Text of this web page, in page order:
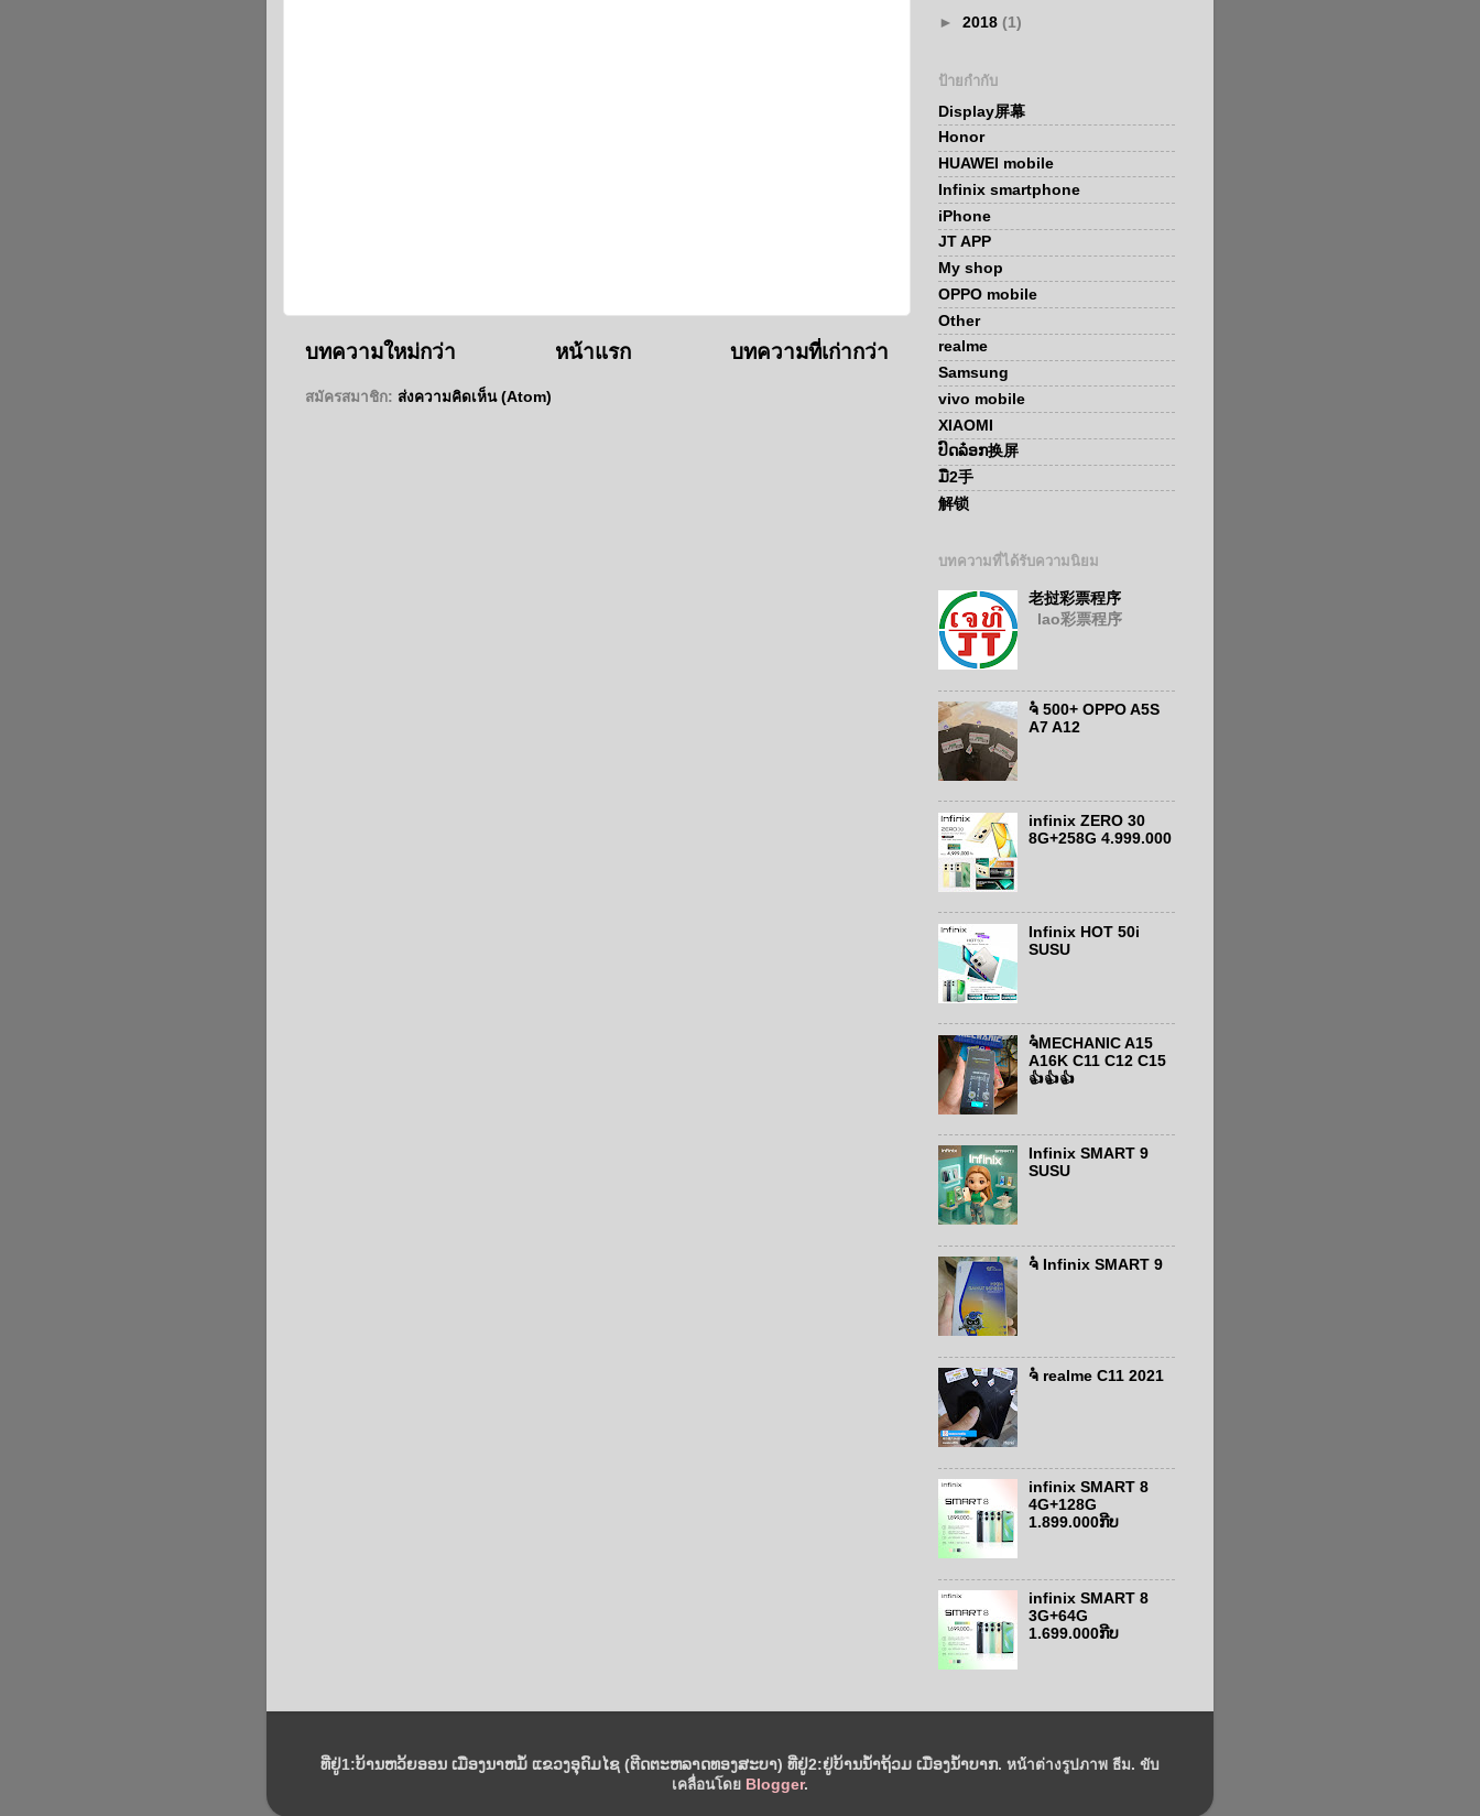
บทความใหม่กว่า บทความที่เก่ากว่า
หน้าแรก
สมัครสมาชิก: ส่งความคิดเห็น (Atom)
► 2018 (1)
ป้ายกำกับ
Display屏幕
Honor
HUAWEI mobile
Infinix smartphone
iPhone
JT APP
My shop
OPPO mobile
Other
realme
Samsung
vivo mobile
XIAOMI
ປົດລ໋ອກ换屏
ມື2手
解锁
บทความที่ได้รับความนิยม
老挝彩票程序
lao彩票程序
ຈໍ 500+ OPPO A5S
A7 A12
infinix ZERO 30
8G+258G 4.999.000
Infinix HOT 50i
SUSU
ຈໍMECHANIC A15
A16K C11 C12 C15
👍👍👍
Infinix SMART 9
SUSU
ຈໍ Infinix SMART 9
ຈໍ realme C11 2021
infinix SMART 8
4G+128G
1.899.000ກີບ
infinix SMART 8
3G+64G
1.699.000ກີບ
ທີ່ຢູ່1:ບ້ານຫວ້ຍອອນ ເມືອງນາຫມໍ້ ແຂວງອຸດົມໄຊ (ຕີດຕະຫລາດທອງສະບາ) ທີ່ຢູ່2:ຢູ່ບ້ານນໍ້າຖ້ວມ ເມືອງນໍ້າບາກ. หน้าต่างรูปภาพ ธีม. ขับ
เคลื่อนโดย Blogger.